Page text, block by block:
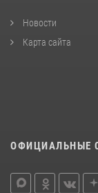
Новости
Карта сайта
ОФИЦИАЛЬНЫЕ